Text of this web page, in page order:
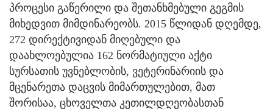
პროცესი გაწერილი და შეთანხმებული გეგმის
მიხედვით მიმდინარეობს. 2015 წლიდან დღემდე,
272 დირექტივიდან მიღებული და
დაახლოებულია 162 ნორმატიული აქტი
სურსათის უვნებლობის, ვეტერინარიის და
მცენარეთა დაცვის მიმართულებით, მათ
შორისაა, ცხოველთა კეთილდღეობასთან